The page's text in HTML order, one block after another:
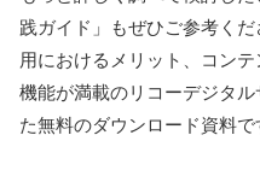
践ガイド」もぜひご参考く
用におけるメリット、コン
機能が満載のリコーデジタ
た無料のダウンロード資料で